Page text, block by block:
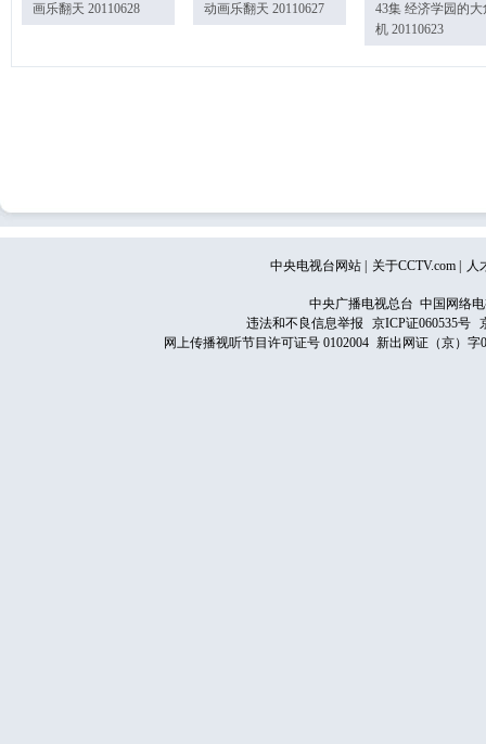
画乐翻天 20110628
动画乐翻天 20110627
43集 经济学园的大
机 20110623
中央电视台网站 关于CCTV.com 人
中央广播电视总台 中国网络
违法和不良信息举报
京ICP证060535号
网上传播视听节目许可证号 0102004 新出网证（京）